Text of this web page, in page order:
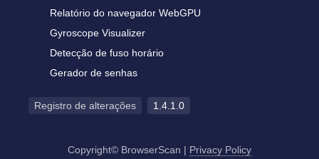
Relatório do navegador WebGPU
Gyroscope Visualizer
Detecção de fuso horário
Gerador de senhas
Registro de alterações 1.4.1.0
Copyright© BrowserScan | Privacy Policy